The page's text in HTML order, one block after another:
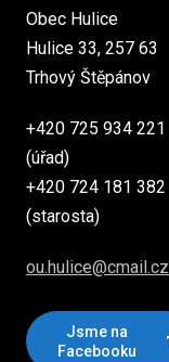
Obec Hulice
Hulice 33, 257 63
Trhový Štěpánov
+420 725 934 221
(úřad)
+420 724 181 382
(starosta)
ou.hulice@cmail.cz
Jsme na
Facebooku